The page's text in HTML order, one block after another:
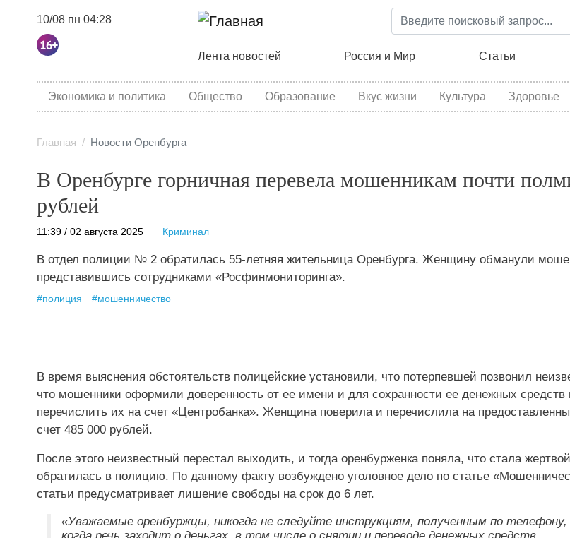
Перейти
к
содержанию
10/08 пн 04:28
Основная навигация
Лента новостей Россия и Мир Статьи
category menu
Экономика и политика Общество Образование Вкус жизни Культура Здоровье
Главная Новости Оренбурга
В Оренбурге горничная перевела мошенникам почти
рублей
11:39 / 02 августа 2025 Криминал
В отдел полиции № 2 обратилась 55-летняя жительница Оренбурга. Женщину обманули
представившись сотрудниками «Росфинмониторинга».
#полиция #мошенничество
В время выяснения обстоятельств полицейские установили, что потерпевшей позвонил
что мошенники оформили доверенность от ее имени и для сохранности ее денежных средств
перечислить их на счет «Центробанка». Женщина поверила и перечислила на
счет 485 000 рублей.
После этого неизвестный перестал выходить, и тогда оренбурженка поняла, что стала
обратилась в полицию. По данному факту возбуждено уголовное дело по статье
статьи предусматривает лишение свободы на срок до 6 лет.
«Уважаемые оренбуржцы, никогда не следуйте инструкциям, полученным по телефону,
когда речь заходит о деньгах, в том числе о снятии и переводе денежных средств,